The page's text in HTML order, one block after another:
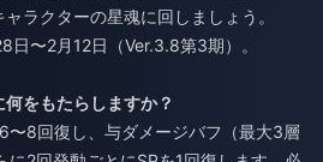
ラクターの星魂に回しましょう。
日〜2月12日（Ver.3.8第3期）。
何をもたらしますか？
〜8回復し、与ダメージバフ（最大3層